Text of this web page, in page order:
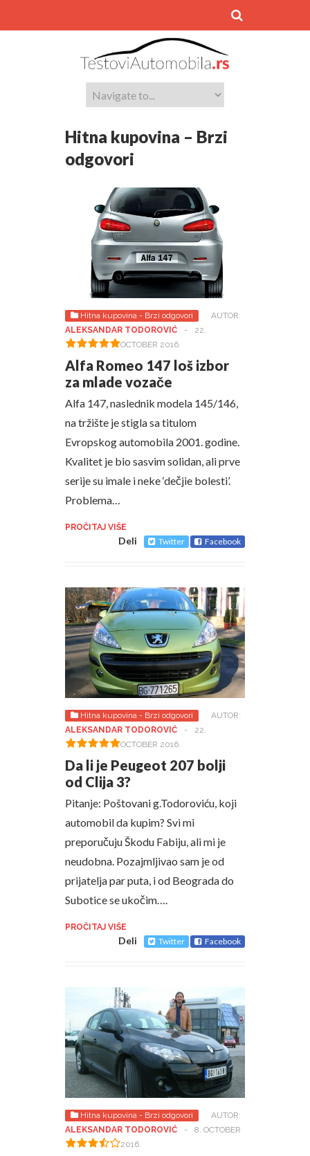
Hitna kupovina – Brzi
odgovori
Hitna kupovina - Brzi odgovori
AUTOR:
ALEKSANDAR TODOROVIĆ
-
22.
OCTOBER 2016.
Alfa Romeo 147 loš izbor
za mlade vozače
Alfa 147, naslednik modela 145/146,
na tržište je stigla sa titulom
Evropskog automobila 2001. godine.
Kvalitet je bio sasvim solidan, ali prve
serije su imale i neke ‘dečjie bolesti’.
Problema…
PROČITAJ VIŠE
Deli Twitter Facebook
Hitna kupovina - Brzi odgovori
AUTOR:
ALEKSANDAR TODOROVIĆ
-
22.
OCTOBER 2016.
Da li je Peugeot 207 bolji
od Clija 3?
Pitanje: Poštovani g.Todoroviću, koji
automobil da kupim? Svi mi
preporučuju Škodu Fabiju, ali mi je
neudobna. Pozajmljivao sam je od
prijatelja par puta, i od Beograda do
Subotice se ukočim….
PROČITAJ VIŠE
Deli Twitter Facebook
Hitna kupovina - Brzi odgovori
AUTOR:
ALEKSANDAR TODOROVIĆ
-
8. OCTOBER
2016.